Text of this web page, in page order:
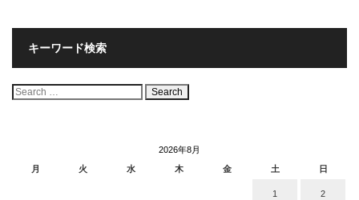
キーワード検索
検
索:
2026年8月
月
火 水 木 金 土 日
1 2